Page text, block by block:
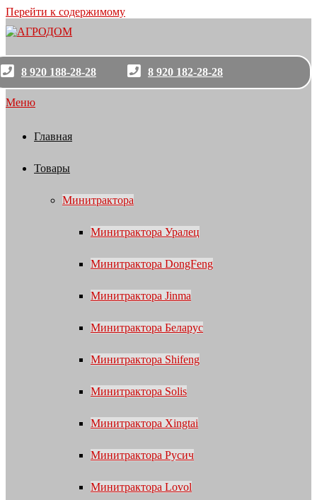
Перейти к содержимому
8 920 188-28-28 8 920 182-28-28
Меню
Главная
Товары
Минитрактора
Минитрактора Уралец
Минитрактора DongFeng
Минитрактора Jinma
Минитрактора Беларус
Минитрактора Shifeng
Минитрактора Solis
Минитрактора Xingtai
Минитрактора Русич
Минитрактора Lovol